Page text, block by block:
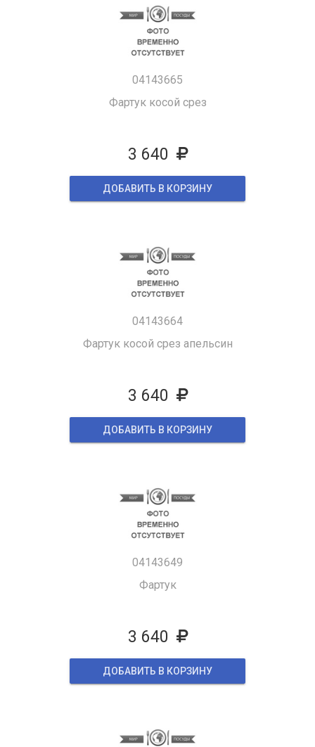
04143665
Фартук косой срез
3 640
ДОБАВИТЬ В КОРЗИНУ
04143664
Фартук косой срез апельсин
3 640
ДОБАВИТЬ В КОРЗИНУ
04143649
Фартук
3 640
ДОБАВИТЬ В КОРЗИНУ